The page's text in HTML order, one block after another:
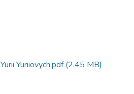
Yuriiovych.pdf(2.45 MB)